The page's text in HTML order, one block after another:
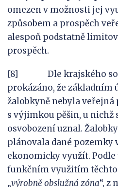
omezen v možnosti jej
způsobem a prospěch
alespoň podstatně
prospěch.
[8] Dle krajského
prokázáno, že základním
žalobkyně nebyla
s výjimkou pěšin, u nichž
osvobození uznal.
plánovala dané pozemky
ekonomicky využít.
funkčním využitím
„výrobně obslužná zóna“, z